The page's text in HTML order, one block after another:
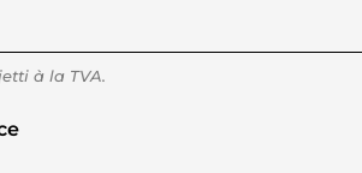
$US
à la TVA.